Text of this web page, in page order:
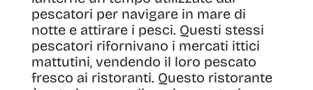
pescatori per navigare in mare di
notte e attirare i pesci. Questi stessi
pescatori rifornivano i mercati ittici
mattutini, vendendo il loro pescato
fresco ai ristoranti. Questo ristorante